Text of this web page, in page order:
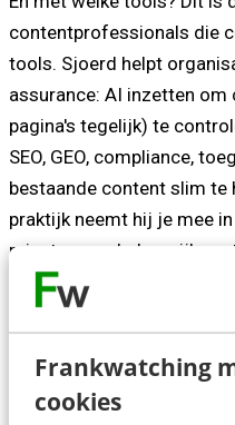
Frankwatching
cookies
contentprofessionals die
tools. Sjoerd helpt
assurance: AI inzetten
pagina's tegelijk) te
SEO, GEO, compliance,
bestaande content slim te
praktijk neemt hij je mee
minstens zo belangrijk:
cases uit de
het verschil maken, en
leren hoe ze agents slim
structureel voordeel op in